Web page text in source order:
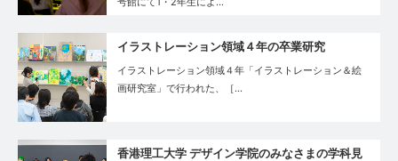
イラストレーション領域４年の卒業研究
イラストレーション領域４年「イラストレーション＆絵
画研究室」で行われた、［…
香港理工大学 デザイン学院のみなさまの学科見